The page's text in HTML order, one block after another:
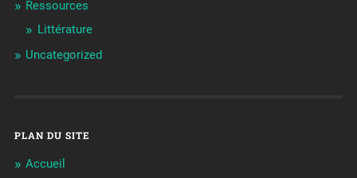
Ressources
Littérature
Uncategorized
PLAN DU SITE
Accueil